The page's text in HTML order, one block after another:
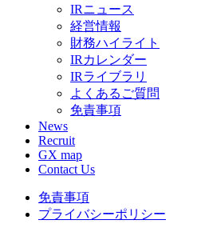
IRニュース
経営情報
財務ハイライト
IRカレンダー
IRライブラリ
よくあるご質問
免責事項
News
Recruit
GX map
Contact Us
免責事項
プライバシーポリシー